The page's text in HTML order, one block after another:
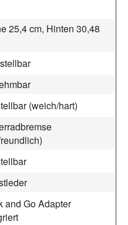
25,4 cm, Hinten 30,48
(weich/hart)
and Go Adapter